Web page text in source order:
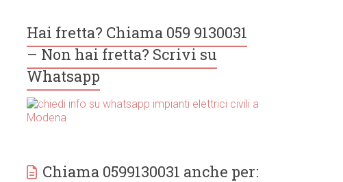
Hai fretta? Chiama 059 9130031
– Non hai fretta? Scrivi su
Whatsapp
Chiama 0599130031 anche per: